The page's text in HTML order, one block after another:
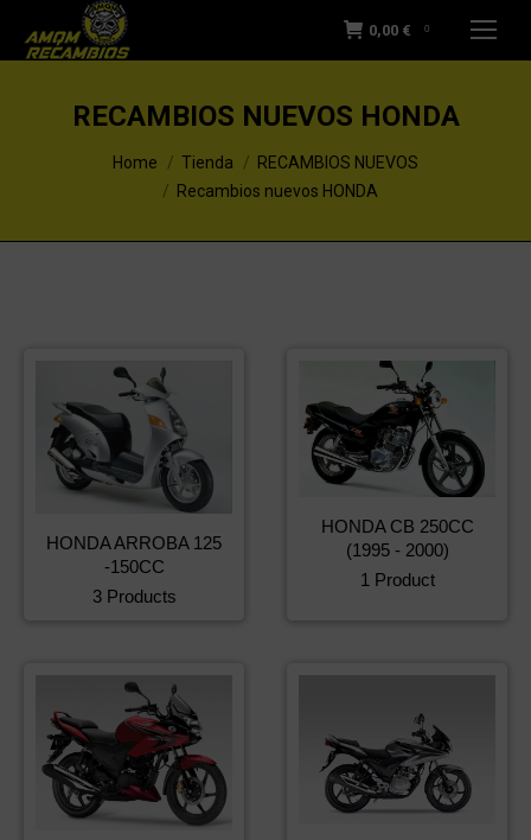
0,00 € 0
RECAMBIOS NUEVOS HONDA
You are here:Home Tienda
RECAMBIOS NUEVOS
Recambios nuevos HONDA
HONDA ARROBA 125
-150CC
3 Products
HONDA CB 250CC
(1995 - 2000)
1 Product